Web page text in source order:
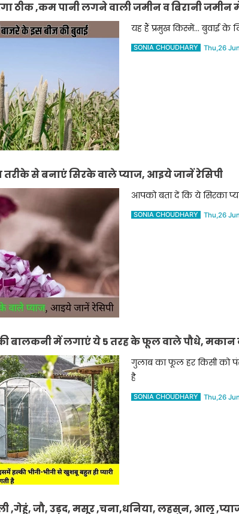
ठीक ,कम पानी लगने वाली जमीन व बिरानी जमीन
यह हैं प्रमुख किस्में... बुवाई के
SONIA CHOUDHARY Thu,26
तरीके से बनाएं सिरके वाले प्याज, आइये जानें रेसिपी
आपको बता दें कि ये सिरका
SONIA CHOUDHARY Thu,26
की बालकनी में लगाएं ये 5 तरह के फूल वाले पौधे, मकान
गुलाब का फूल हर किसी को
है
SONIA CHOUDHARY Thu,26
,गेहूं, जौ, उड़द, मसूर ,चना,धनिया, लहसुन, आलू